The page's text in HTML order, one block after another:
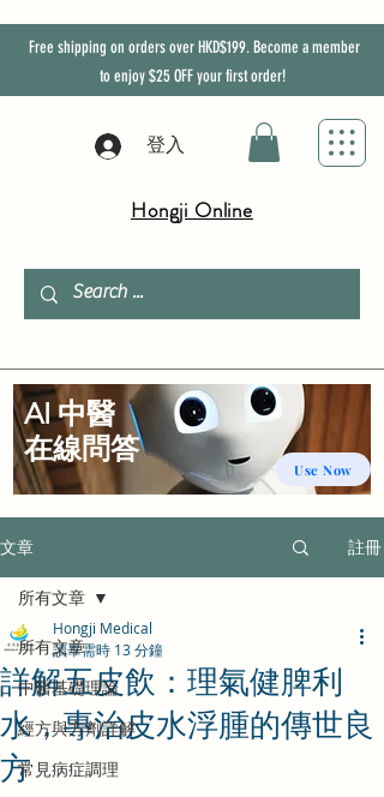
Free shipping on orders over HKD$199. Become a member
to enjoy$25 OFFyour first order!
登入
Hongji Online
文章 註冊
所有文章
中醫基礎理論
經方與方劑詳解
常見病症調理
所有文章
詳解五皮飲：理氣健脾利
水，專治皮水浮腫的傳世良
方
Hongji Medical
讀畢需時 13 分鐘
Use Now
AI 中醫
​在線問答